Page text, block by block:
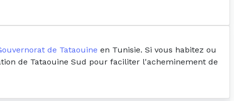
de Tataouine en Tunisie. Si vous habitez ou
de Tataouine Sud pour faciliter l'acheminement de